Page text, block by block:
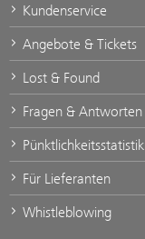
Kundenservice
Angebote & Tickets
Lost & Found
Fragen & Antworten
Pünktlichkeitsstatistik
Für Lieferanten
Whistleblowing